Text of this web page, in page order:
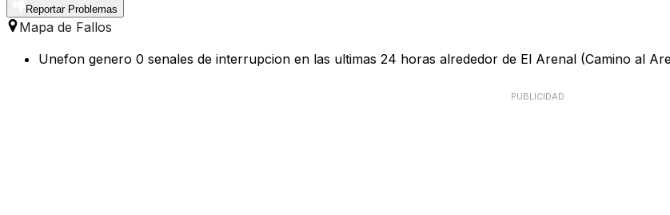
Reportar Problemas
Mapa de Fallos
Unefon genero 0 senales de interrupcion en las ultimas 24 horas alrededor de El Arenal (Camino al
PUBLICIDAD